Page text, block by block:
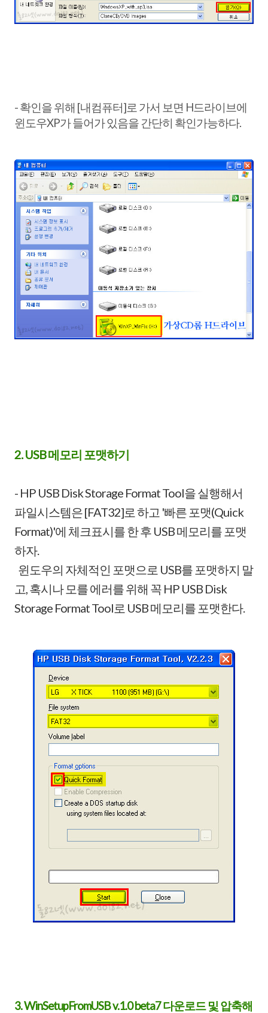
- 확인을 위해 [내컴퓨터]로 가서 보면 H드라이브에
윈도우XP가 들어가 있음을 간단히 확인가능하다.
2. USB 메모리 포맷하기
- HP USB Disk Storage Format Tool을 실행해서
파일시스템은 [FAT32]로 하고 '빠른 포맷(Quick
Format)'에 체크표시를 한 후 USB 메모리를 포맷
하자.
윈도우의 자체적인 포맷으로 USB를 포맷하지 말
고, 혹시나 모를 에러를 위해 꼭 HP USB Disk
Storage Format Tool로 USB 메모리를 포맷한다.
3. WinSetupFromUSB v.1.0 beta7 다운로드 및 압축해